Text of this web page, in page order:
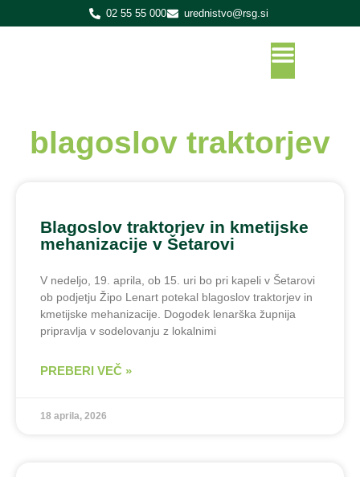
02 55 55 000 urednistvo@rsg.si
blagoslov traktorjev
Blagoslov traktorjev in kmetijske
mehanizacije v Šetarovi
V nedeljo, 19. aprila, ob 15. uri bo pri kapeli v Šetarovi
ob podjetju Žipo Lenart potekal blagoslov traktorjev in
kmetijske mehanizacije. Dogodek lenarška župnija
pripravlja v sodelovanju z lokalnimi
PREBERI VEČ »
18 aprila, 2026